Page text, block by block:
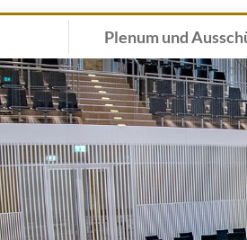
Plenum und